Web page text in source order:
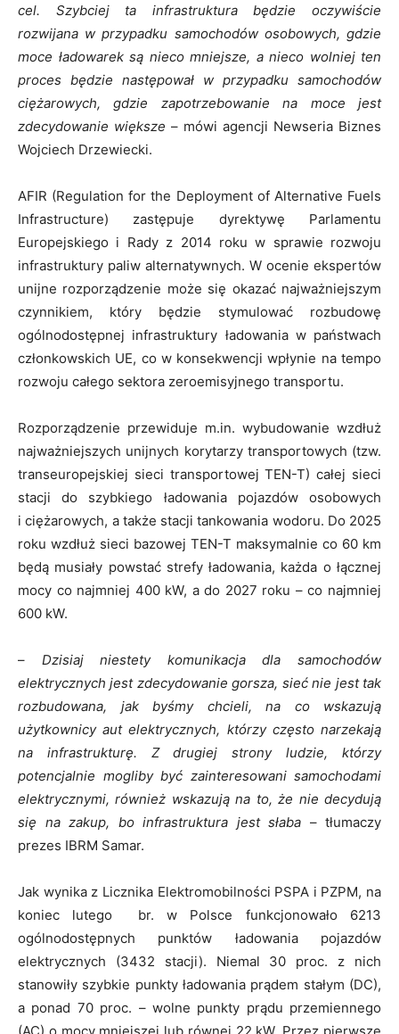
cel. Szybciej ta infrastruktura będzie oczywiście
rozwijana w przypadku samochodów osobowych, gdzie
moce ładowarek są nieco mniejsze, a nieco wolniej ten
proces będzie następował w przypadku samochodów
ciężarowych, gdzie zapotrzebowanie na moce jest
zdecydowanie większe – mówi agencji Newseria Biznes
Wojciech Drzewiecki.
AFIR (Regulation for the Deployment of Alternative Fuels
Infrastructure) zastępuje dyrektywę Parlamentu
Europejskiego i Rady z 2014 roku w sprawie rozwoju
infrastruktury paliw alternatywnych. W ocenie ekspertów
unijne rozporządzenie może się okazać najważniejszym
czynnikiem, który będzie stymulować rozbudowę
ogólnodostępnej infrastruktury ładowania w państwach
członkowskich UE, co w konsekwencji wpłynie na tempo
rozwoju całego sektora zeroemisyjnego transportu.
Rozporządzenie przewiduje m.in. wybudowanie wzdłuż
najważniejszych unijnych korytarzy transportowych (tzw.
transeuropejskiej sieci transportowej TEN-T) całej sieci
stacji do szybkiego ładowania pojazdów osobowych
i ciężarowych, a także stacji tankowania wodoru. Do 2025
roku wzdłuż sieci bazowej TEN-T maksymalnie co 60 km
będą musiały powstać strefy ładowania, każda o łącznej
mocy co najmniej 400 kW, a do 2027 roku – co najmniej
600 kW.
– Dzisiaj niestety komunikacja dla samochodów
elektrycznych jest zdecydowanie gorsza, sieć nie jest tak
rozbudowana, jak byśmy chcieli, na co wskazują
użytkownicy aut elektrycznych, którzy często narzekają
na infrastrukturę. Z drugiej strony ludzie, którzy
potencjalnie mogliby być zainteresowani samochodami
elektrycznymi, również wskazują na to, że nie decydują
się na zakup, bo infrastruktura jest słaba – tłumaczy
prezes IBRM Samar.
Jak wynika z Licznika Elektromobilności PSPA i PZPM, na
koniec lutego br. w Polsce funkcjonowało 6213
ogólnodostępnych punktów ładowania pojazdów
elektrycznych (3432 stacji). Niemal 30 proc. z nich
stanowiły szybkie punkty ładowania prądem stałym (DC),
a ponad 70 proc. – wolne punkty prądu przemiennego